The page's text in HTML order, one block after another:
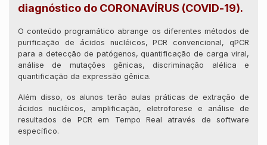
diagnóstico do CORONAVÍRUS (COVID-19).
O conteúdo programático abrange os diferentes métodos de
purificação de ácidos nucléicos, PCR convencional, qPCR
para a detecção de patógenos, quantificação de carga viral,
análise de mutações gênicas, discriminação alélica e
quantificação da expressão gênica.
Além disso, os alunos terão aulas práticas de extração de
ácidos nucléicos, amplificação, eletroforese e análise de
resultados de PCR em Tempo Real através de software
específico.